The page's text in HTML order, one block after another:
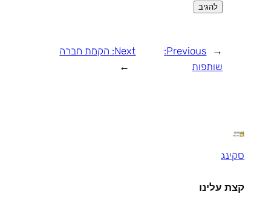
←
Previous:
שותפות
Next: הקמת חברה
→
סקינג
קצת עלינו